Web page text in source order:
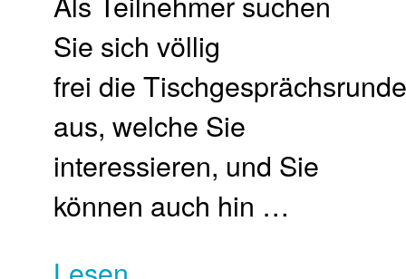
Sie sich völlig
frei die
aus, welche Sie
interessieren, und Sie
können auch hin …